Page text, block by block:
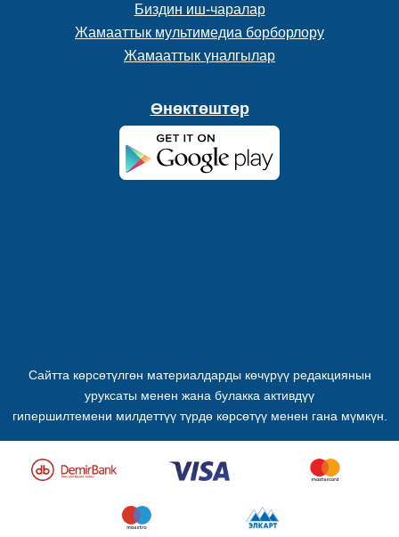
Биздин иш-чаралар
Жамааттык мультимедиа борборлору
Жамааттык үналгылар
Өнөктөштөр
Сайтта көрсөтүлгөн материалдарды көчүрүү редакциянын
уруксаты менен жана булакка активдүү
гипершилтемени милдеттүү түрдө көрсөтүү менен гана мүмкүн.